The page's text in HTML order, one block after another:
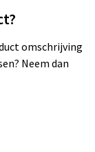
omschrijving
Neem dan